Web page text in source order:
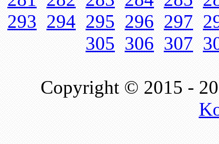
293 294 295 296 297
305 306 307
Copyright © 2015 -